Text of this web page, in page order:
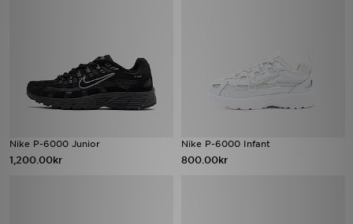
Nike P-6000 Junior
1,200.00kr
Nike P-6000 Infant
800.00kr